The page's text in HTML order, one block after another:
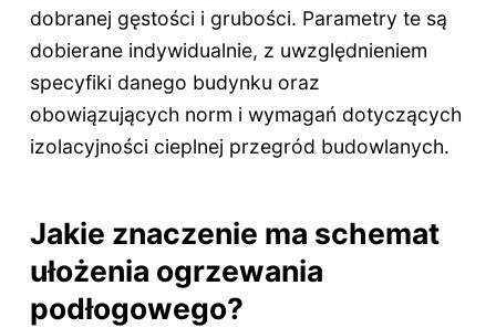
dobranej gęstości i grubości. Parametry te są
dobierane indywidualnie, z uwzględnieniem
specyfiki danego budynku oraz
obowiązujących norm i wymagań dotyczących
izolacyjności cieplnej przegród budowlanych.
Jakie znaczenie ma schemat
ułożenia ogrzewania
podłogowego?